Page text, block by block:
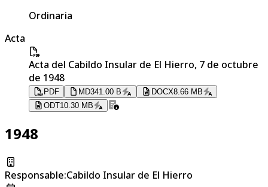
Ordinaria
Acta
Acta del Cabildo Insular de El Hierro, 7 de octubre
de 1948
PDF MD341.00 B DOCX8.66 MB
ODT10.30 MB
1948
Responsable:Cabildo Insular de El Hierro